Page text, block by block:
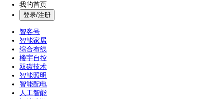
我的首页
登录/注册
智客号
智能家居
综合布线
楼宇自控
双碳技术
智能照明
智能配电
人工智能